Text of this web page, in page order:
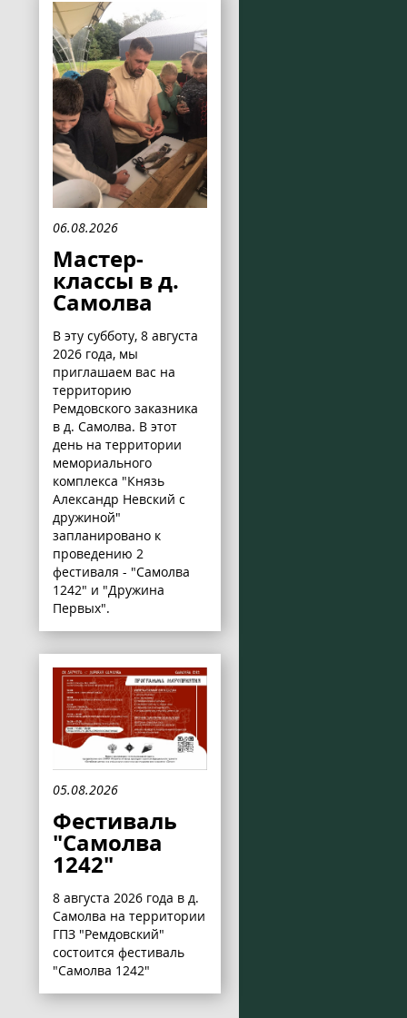
06.08.2026
Мастер-
классы в д.
Самолва
В эту субботу, 8 августа
2026 года, мы
приглашаем вас на
территорию
Ремдовского заказника
в д. Самолва. В этот
день на территории
мемориального
комплекса "Князь
Александр Невский с
дружиной"
запланировано к
проведению 2
фестиваля - "Самолва
1242" и "Дружина
Первых".
05.08.2026
Фестиваль
"Самолва
1242"
8 августа 2026 года в д.
Самолва на территории
ГПЗ "Ремдовский"
состоится фестиваль
"Самолва 1242"